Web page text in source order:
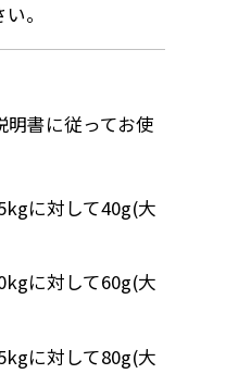
。
書に従ってお使
に対して40g(大
に対して60g(大
に対して80g(大